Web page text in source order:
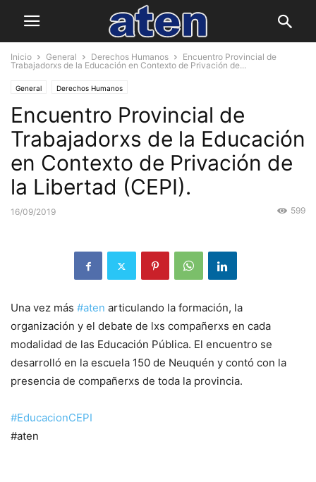
Inicio General Derechos Humanos
Encuentro Provincial de
Trabajadorxs de la Educación en Contexto de Privación de...
General Derechos Humanos
Encuentro Provincial de
Trabajadorxs de la Educación
en Contexto de Privación de
la Libertad (CEPI).
16/09/2019 599
Una vez más #aten articulando la formación, la
organización y el debate de lxs compañerxs en cada
modalidad de las Educación Pública. El encuentro se
desarrolló en la escuela 150 de Neuquén y contó con la
presencia de compañerxs de toda la provincia.
#EducacionCEPI
#aten